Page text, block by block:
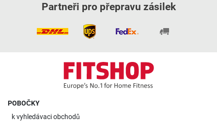
Partneři pro přepravu zásilek
POBOČKY
kvyhledávaci obchodů